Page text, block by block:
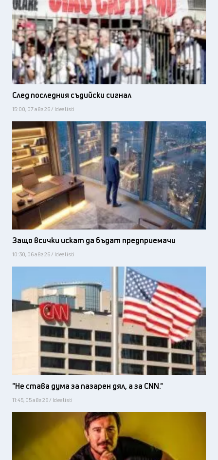
След последния съдийски сигнал
15:00, 07 авг 26 / Idealisti
Защо всички искат да бъдат предприемачи
10:30, 06 авг 26 / Idealisti
"Не става дума за пазарен дял, а за CNN."
11:45, 05 авг 26 / Idealisti